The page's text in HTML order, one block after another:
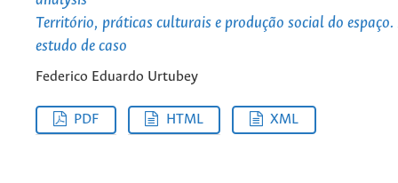
Território, práticas culturais e produção social do espaço.
estudo de caso
Federico Eduardo Urtubey
PDF HTML XML